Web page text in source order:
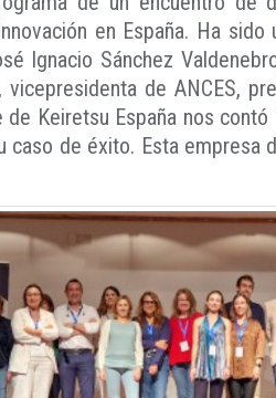
en España. Ha
Ignacio Sánchez
vicepresidenta de ANCES,
Keiretsu España nos
de éxito. Esta empresa